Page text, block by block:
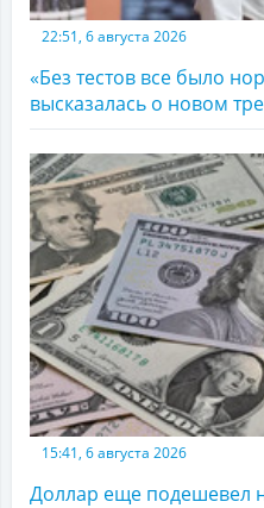
22:51, 6 августа 2026
«Без тестов все было
высказалась о новом
15:41, 6 августа 2026
Доллар еще подешевел